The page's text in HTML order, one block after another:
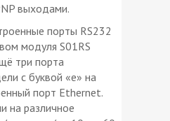
выходами.
порты RS232
модуля S01RS
три порта
с буквой «е» на
порт Ethernet.
на различное